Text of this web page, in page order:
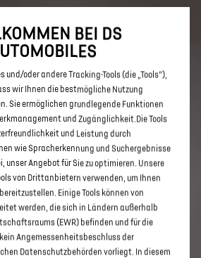
Mehr erfahren >>
SIE ALLE DS 3 UND
NEUWAGEN
/ MILD-HYBRID
IN NORDHORN
BEI DS
und/oder andere Tracking-Tools (die „Tools“),
wir Ihnen die bestmögliche Nutzung
Sie ermöglichen grundlegende Funktionen
und Zugänglichkeit.Die Tools
und Leistung durch
wie Spracherkennung und Suchergebnisse
unser Angebot für Sie zu optimieren. Unsere
von Drittanbietern verwenden, um Ihnen
Einige Tools können von
werden, die sich in Ländern außerhalb
(EWR) befinden und für die
Angemessenheitsbeschluss der
Datenschutzbehörden vorliegt. In diesem